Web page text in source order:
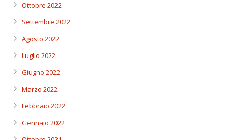
Ottobre 2022
Settembre 2022
Agosto 2022
Luglio 2022
Giugno 2022
Marzo 2022
Febbraio 2022
Gennaio 2022